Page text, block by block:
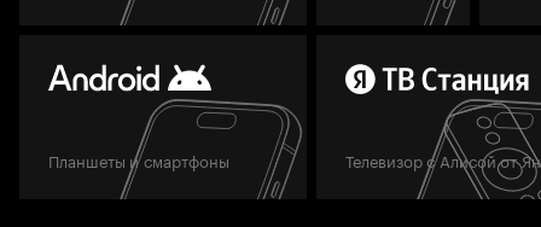
Планшеты и смартфоны Телевизор с Алисой от